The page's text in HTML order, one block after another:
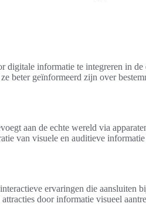
digitale informatie te integreren in
beter geïnformeerd zijn over
aan de echte wereld via
van visuele en auditieve
ervaringen die aansluiten
door informatie visueel